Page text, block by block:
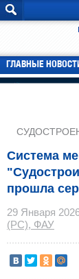
ГЛАВНЫЕ
Система
прошла
29 Января
(РС), ФАУ